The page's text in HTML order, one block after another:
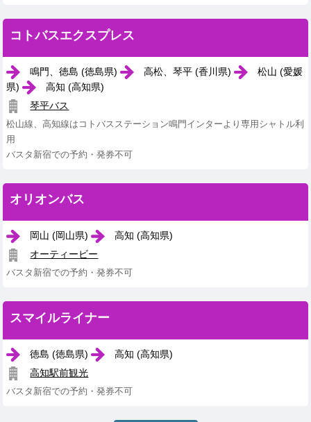
コトバスエクスプレス
鳴門、徳島 (徳島県) 高松、琴平 (香川県)
松山 (愛媛
県)
高知 (高知県)
琴平バス
松山線、高知線はコトバスステーション鳴門インターより専用シャトル利
用
バスタ新宿での予約・発券不可
オリオンバス
岡山 (岡山県)
高知 (高知県)
オーティービー
バスタ新宿での予約・発券不可
スマイルライナー
徳島 (徳島県)
高知 (高知県)
高知駅前観光
バスタ新宿での予約・発券不可